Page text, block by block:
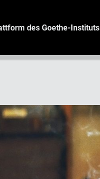
des Goethe-Instituts